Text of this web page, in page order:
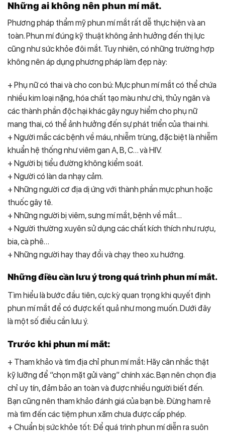
Những ai không nên phun mí mắt.
Phương pháp thẩm mỹ phun mí mắt rất dễ thực hiện và an
toàn. Phun mí đúng kỹ thuật không ảnh hưởng đến thị lực
cũng như sức khỏe đôi mắt. Tuy nhiên, có những trường hợp
không nên áp dụng phương pháp làm đẹp này:
+ Phụ nữ có thai và cho con bú: Mực phun mí mắt có thể chứa
nhiều kim loại nặng, hóa chất tạo màu như chì, thủy ngân và
các thành phần độc hại khác gây nguy hiểm cho phụ nữ
mang thai, có thể ảnh hưởng đến sự phát triển của thai nhi.
+ Người mắc các bệnh về máu, nhiễm trùng, đặc biệt là nhiễm
khuẩn hệ thống như viêm gan A, B, C… và HIV.
+ Người bị tiểu đường không kiểm soát.
+ Người có làn da nhạy cảm.
+ Những người cơ địa dị ứng với thành phần mực phun hoặc
thuốc gây tê.
+ Những người bị viêm, sưng mí mắt, bệnh về mắt…
+ Người thường xuyên sử dụng các chất kích thích như rượu,
bia, cà phê…
+ Những người hay thay đổi và chạy theo xu hướng.
Những điều cần lưu ý trong quá trình phun mí mắt.
Tìm hiểu là bước đầu tiên, cực kỳ quan trọng khi quyết định
phun mí mắt để có được kết quả như mong muốn. Dưới đây
là một số điều cần lưu ý.
Trước khi phun mí mắt:
+ Tham khảo và tìm địa chỉ phun mí mắt: Hãy cân nhắc thật
kỹ lưỡng để “chọn mặt gửi vàng” chính xác. Bạn nên chọn địa
chỉ uy tín, đảm bảo an toàn và được nhiều người biết đến.
Bạn cũng nên tham khảo đánh giá của bạn bè. Đừng ham rẻ
mà tìm đến các tiệm phun xăm chưa được cấp phép.
+ Chuẩn bị sức khỏe tốt: Để quá trình phun mí diễn ra suôn